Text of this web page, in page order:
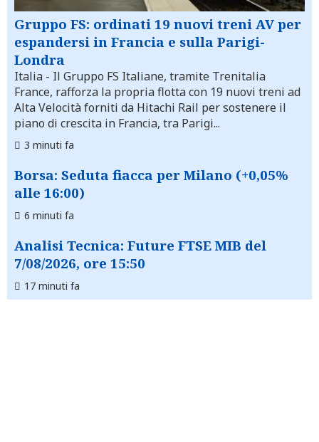
Gruppo FS: ordinati 19 nuovi treni AV per
espandersi in Francia e sulla Parigi-
Londra
Italia - Il Gruppo FS Italiane, tramite Trenitalia
France, rafforza la propria flotta con 19 nuovi treni ad
Alta Velocità forniti da Hitachi Rail per sostenere il
piano di crescita in Francia, tra Parigi...
3 minuti fa
Borsa: Seduta fiacca per Milano (+0,05%
alle 16:00)
6 minuti fa
Analisi Tecnica: Future FTSE MIB del
7/08/2026, ore 15:50
17 minuti fa